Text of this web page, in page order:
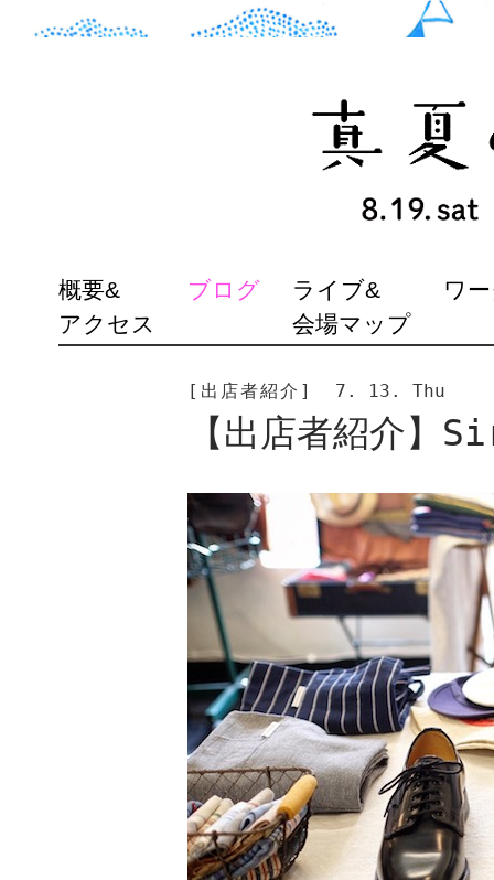
SKIP
TO
CONTENT
概要&
アクセス
ブログ
ライブ&
会場マップ
ワ
[出店者紹介] 7. 13. Thu
【出店者紹介】